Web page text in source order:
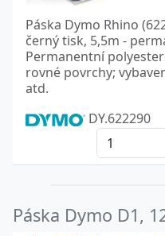
Páska Dymo Rhino
černý tisk, 5,5m -
Permanentní
rovné povrchy;
atd.
DY.622290
Páska Dymo D1,